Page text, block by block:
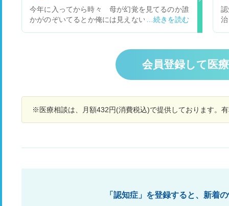
今年に入ってから時々 母が幻覚を見てるのか誰
かがのぞいてるとか俺には見えない誰かと口喧嘩
まいます。 ここ数年 俺と住んで居ますが家にひ
とりで居るのがいけないのでしょうか? 認知症の
検査うけよかって言うとまだボケてない!! って言
って受けようとしませんどしたらいいですか?
会員登録して医
※医療相談は、月額432円(消費税込)で提供しております。
「認知症」を登録すると、新着